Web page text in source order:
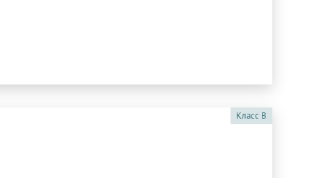
Класс B